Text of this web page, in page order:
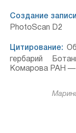
Создание
PhotoScan D2
Цитирование:
гербарий
Комарова РАН —